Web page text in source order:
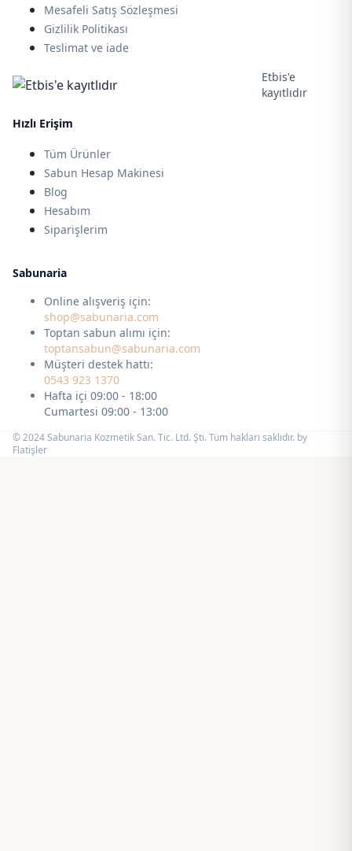
Mesafeli Satış Sözleşmesi
Gizlilik Politikası
Teslimat ve iade
Etbis'e
kayıtlıdır
Hızlı Erişim
Tüm Ürünler
Sabun Hesap Makinesi
Blog
Hesabım
Siparişlerim
Sabunaria
Online alışveriş için:
shop@sabunaria.com
Toptan sabun alımı için:
toptansabun@sabunaria.com
Müşteri destek hattı:
0543 923 1370
Hafta içi 09:00 - 18:00
Cumartesi 09:00 - 13:00
© 2024 Sabunaria Kozmetik San. Tic. Ltd. Şti. Tüm hakları saklıdır. by
Flatişler